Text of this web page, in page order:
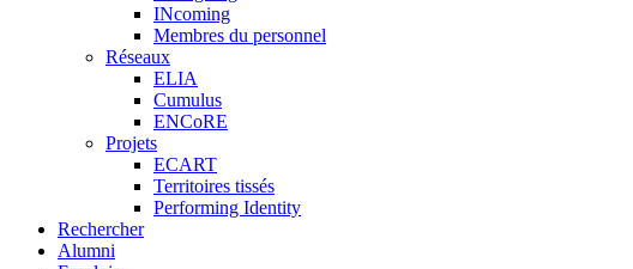
INcoming
Membres du personnel
Réseaux
ELIA
Cumulus
ENCoRE
Projets
ECART
Territoires tissés
Performing Identity
Rechercher
Alumni